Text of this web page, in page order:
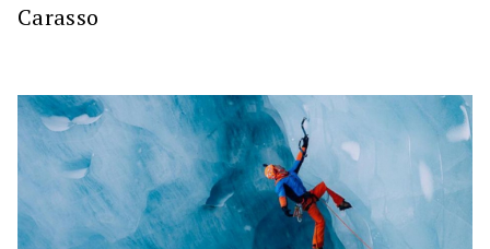
Carasso